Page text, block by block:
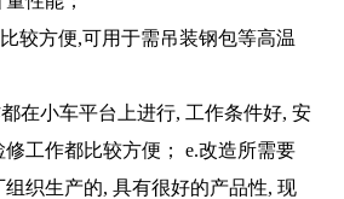
较方便,可用于需吊装钢包等高温
在小车平台上进行, 工作条件好, 安
工作都比较方便； e.改造所需要
织生产的, 具有很好的产品性, 现